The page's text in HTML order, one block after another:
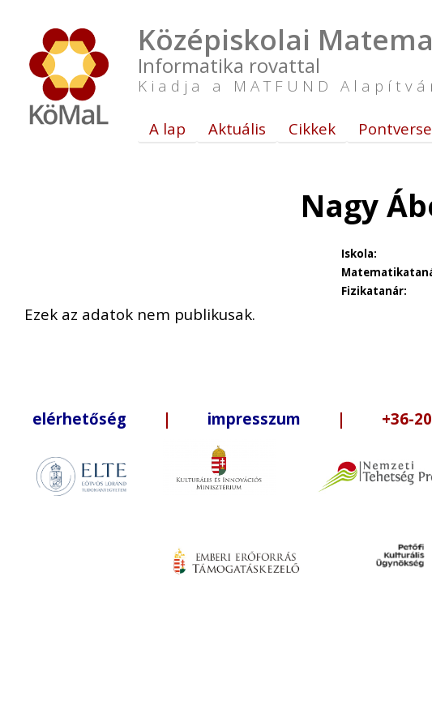
Középiskolai
Informatika rovattal
Kiadja a MATFUND
A lap Aktuális Cikkek
Nagy
Iskola:
Fizikatanár:
Ezek az adatok nem publikusak.
elérhetőség | impresszum | +36-